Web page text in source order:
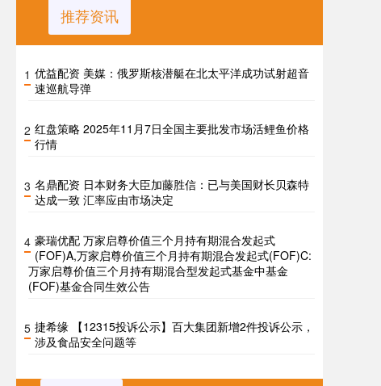
推荐资讯
1 优益配资 美媒：俄罗斯核潜艇在北太平洋成功试射超音
速巡航导弹
2 红盘策略 2025年11月7日全国主要批发市场活鲤鱼价格
行情
3 名鼎配资 日本财务大臣加藤胜信：已与美国财长贝森特
达成一致 汇率应由市场决定
4 豪瑞优配 万家启尊价值三个月持有期混合发起式
(FOF)A,万家启尊价值三个月持有期混合发起式(FOF)C:
万家启尊价值三个月持有期混合型发起式基金中基金
(FOF)基金合同生效公告
5 捷希缘 【12315投诉公示】百大集团新增2件投诉公示，
涉及食品安全问题等